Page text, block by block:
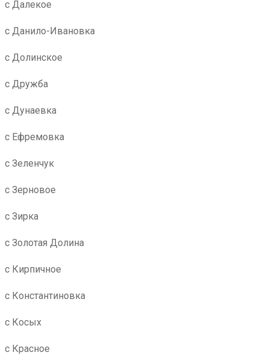
с Далекое
с Данило-Ивановка
с Долинское
с Дружба
с Дунаевка
с Ефремовка
с Зеленчук
с Зерновое
с Зирка
с Золотая Долина
с Кирпичное
с Константиновка
с Косых
с Красное